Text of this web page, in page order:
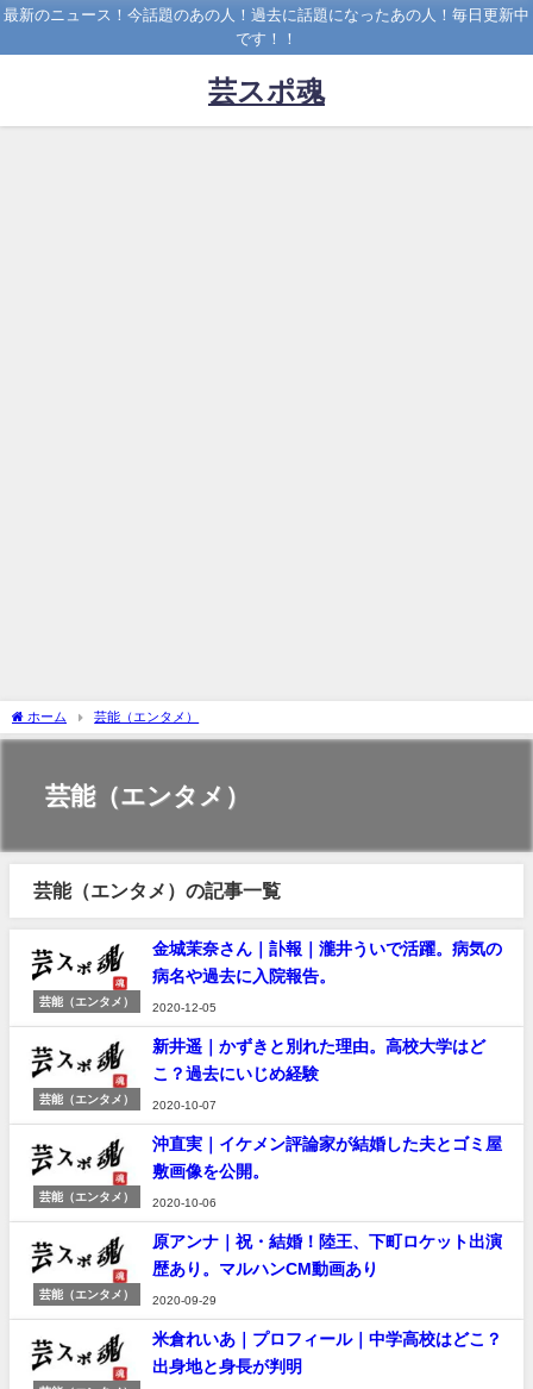
最新のニュース！今話題のあの人！過去に話題になったあの人！毎日更新中
です！！
芸スポ魂
ホーム 芸能（エンタメ）
芸能（エンタメ）
芸能（エンタメ）の記事一覧
芸能（エンタメ）
金城茉奈さん｜訃報｜瀧井ういで活躍。病気の
病名や過去に入院報告。
2020-12-05
芸能（エンタメ）
新井遥｜かずきと別れた理由。高校大学はど
こ？過去にいじめ経験
2020-10-07
芸能（エンタメ）
沖直実｜イケメン評論家が結婚した夫とゴミ屋
敷画像を公開。
2020-10-06
芸能（エンタメ）
原アンナ｜祝・結婚！陸王、下町ロケット出演
歴あり。マルハンCM動画あり
2020-09-29
米倉れいあ｜プロフィール｜中学高校はどこ？
出身地と身長が判明